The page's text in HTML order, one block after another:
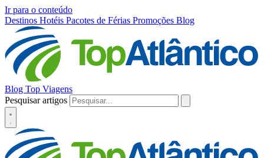
Ir para o conteúdo
Destinos Hotéis Pacotes de Férias Promoções Blog
Blog Top Viagens
Pesquisar artigos